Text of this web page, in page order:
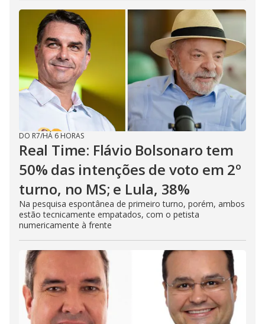
DO R7/HÁ 6 HORAS
Real Time: Flávio Bolsonaro tem
50% das intenções de voto em 2º
turno, no MS; e Lula, 38%
Na pesquisa espontânea de primeiro turno, porém, ambos
estão tecnicamente empatados, com o petista
numericamente à frente